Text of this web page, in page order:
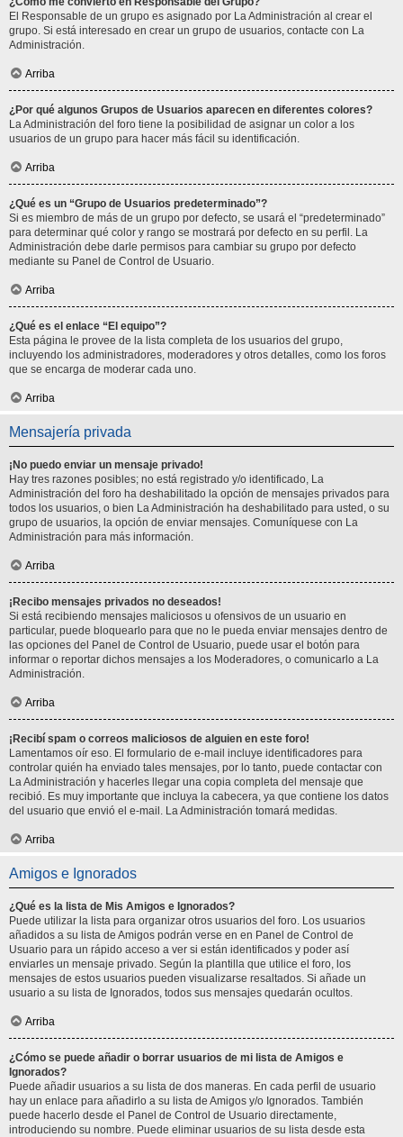
El Responsable de un grupo es asignado por La Administración al crear el
grupo. Si está interesado en crear un grupo de usuarios, contacte con La
Administración.
Arriba
¿Por qué algunos Grupos de Usuarios aparecen en diferentes colores?
La Administración del foro tiene la posibilidad de asignar un color a los
usuarios de un grupo para hacer más fácil su identificación.
Arriba
¿Qué es un “Grupo de Usuarios predeterminado”?
Si es miembro de más de un grupo por defecto, se usará el “predeterminado”
para determinar qué color y rango se mostrará por defecto en su perfil. La
Administración debe darle permisos para cambiar su grupo por defecto
mediante su Panel de Control de Usuario.
Arriba
¿Qué es el enlace “El equipo”?
Esta página le provee de la lista completa de los usuarios del grupo,
incluyendo los administradores, moderadores y otros detalles, como los foros
que se encarga de moderar cada uno.
Arriba
Mensajería privada
¡No puedo enviar un mensaje privado!
Hay tres razones posibles; no está registrado y/o identificado, La
Administración del foro ha deshabilitado la opción de mensajes privados para
todos los usuarios, o bien La Administración ha deshabilitado para usted, o su
grupo de usuarios, la opción de enviar mensajes. Comuníquese con La
Administración para más información.
Arriba
¡Recibo mensajes privados no deseados!
Si está recibiendo mensajes maliciosos u ofensivos de un usuario en
particular, puede bloquearlo para que no le pueda enviar mensajes dentro de
las opciones del Panel de Control de Usuario, puede usar el botón para
informar o reportar dichos mensajes a los Moderadores, o comunicarlo a La
Administración.
Arriba
¡Recibí spam o correos maliciosos de alguien en este foro!
Lamentamos oír eso. El formulario de e-mail incluye identificadores para
controlar quién ha enviado tales mensajes, por lo tanto, puede contactar con
La Administración y hacerles llegar una copia completa del mensaje que
recibió. Es muy importante que incluya la cabecera, ya que contiene los datos
del usuario que envió el e-mail. La Administración tomará medidas.
Arriba
Amigos e Ignorados
¿Qué es la lista de Mis Amigos e Ignorados?
Puede utilizar la lista para organizar otros usuarios del foro. Los usuarios
añadidos a su lista de Amigos podrán verse en en Panel de Control de
Usuario para un rápido acceso a ver si están identificados y poder así
enviarles un mensaje privado. Según la plantilla que utilice el foro, los
mensajes de estos usuarios pueden visualizarse resaltados. Si añade un
usuario a su lista de Ignorados, todos sus mensajes quedarán ocultos.
Arriba
¿Cómo se puede añadir o borrar usuarios de mi lista de Amigos e
Ignorados?
Puede añadir usuarios a su lista de dos maneras. En cada perfil de usuario
hay un enlace para añadirlo a su lista de Amigos y/o Ignorados. También
puede hacerlo desde el Panel de Control de Usuario directamente,
introduciendo su nombre. Puede eliminar usuarios de su lista desde esta